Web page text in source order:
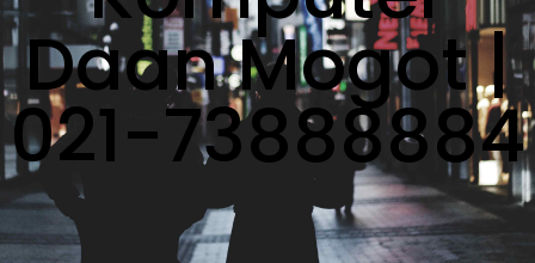
Daan Mogot |
021-73888884